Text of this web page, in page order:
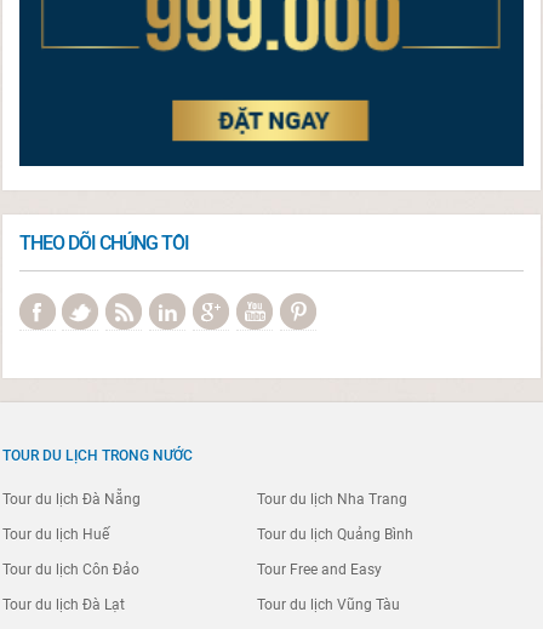
THEO DÕI CHÚNG TÔI
TOUR DU LỊCH TRONG NƯỚC
Tour du lịch Đà Nẵng
Tour du lịch Huế
Tour du lịch Côn Đảo
Tour du lịch Nha Trang
Tour du lịch Quảng Bình
Tour Free and Easy
Tour du lịch Đà Lạt Tour du lịch Vũng Tàu